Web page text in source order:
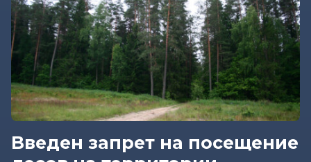
Введен запрет на посещение